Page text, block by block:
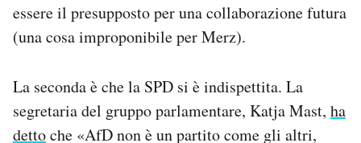
essere il presupposto per una collaborazione futura
(una cosa improponibile per Merz).
La seconda è che la SPD si è indispettita. La
segretaria del gruppo parlamentare, Katja Mast, ha
dettoche «AfD non è un partito come gli altri,